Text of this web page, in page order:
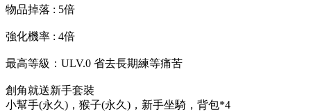
物品掉落 : 5倍
強化機率 : 4倍
最高等級：ULV.0 省去長期練等痛苦
創角就送新手套裝
小幫手(永久)，猴子(永久)，新手坐騎，背包*4